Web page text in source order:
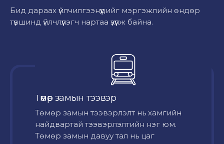
Бид дараах үйлчилгээнүүдийг мэргэжлийн өндөр
түвшинд үйлчлүүлэгч нартаа үзүүлж байна.
Төмөр замын тээвэр
Төмөр замын тээвэрлэлт нь хамгийн
найдвартай тээвэрлэлтийн нэг юм.
Төмөр замын давуу тал нь цаг